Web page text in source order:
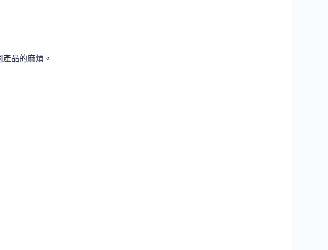
品的麻煩。